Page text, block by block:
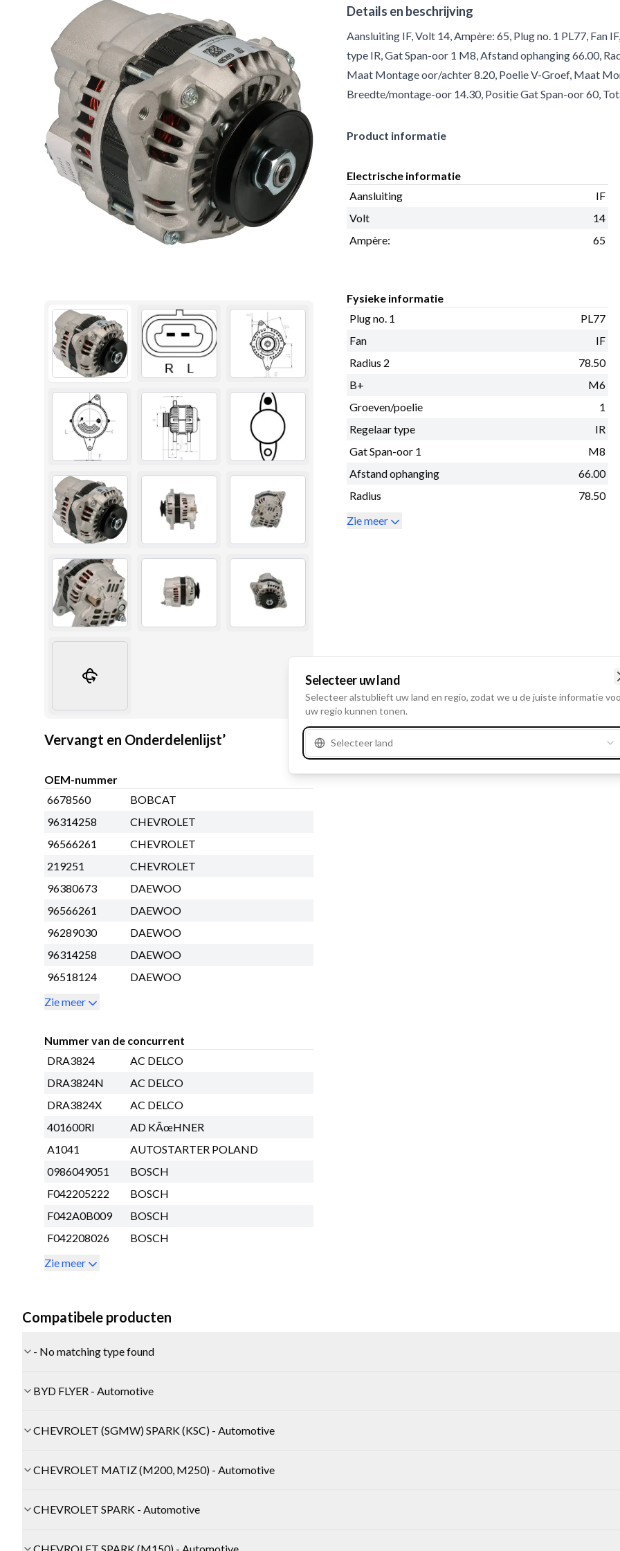
Vervangt en Onderdelenlijst’
OEM-nummer
6678560
BOBCAT
96314258
CHEVROLET
96566261
CHEVROLET
219251
CHEVROLET
96380673
DAEWOO
96566261
DAEWOO
96289030
DAEWOO
96314258
DAEWOO
96518124
DAEWOO
Zie meer
Nummer van de concurrent
DRA3824
AC DELCO
DRA3824N
AC DELCO
DRA3824X
AC DELCO
401600RI
AD KÃœHNER
A1041
AUTOSTARTER POLAND
0986049051
BOSCH
F042205222
BOSCH
F042A0B009
BOSCH
F042208026
BOSCH
Zie meer
Details en beschrijving
Aansluiting IF, Volt 14, Ampère: 65, Plug no. 1 PL77, Fan
type IR, Gat Span-oor 1 M8, Afstand ophanging 66.00,
Maat Montage oor/achter 8.20, Poelie V-Groef, Maat
Breedte/montage-oor 14.30, Positie Gat Span-oor 60,
Product informatie
Electrische informatie
Aansluiting
IF
Volt
14
Ampère:
65
Fysieke informatie
Plug no. 1
PL77
Fan
IF
Radius 2
78.50
B+
M6
Groeven/poelie
1
Regelaar type
IR
Gat Span-oor 1
M8
Afstand ophanging
66.00
Radius
78.50
Zie meer
Compatibele producten
- No matching type found
BYD FLYER - Automotive
CHEVROLET (SGMW) SPARK (KSC) - Automotive
CHEVROLET MATIZ (M200, M250) - Automotive
CHEVROLET SPARK - Automotive
Selecteer uw land
Selecteer alstublieft uw land en regio, zodat we u de juiste informatie
uw regio kunnen tonen.
Selecteer land